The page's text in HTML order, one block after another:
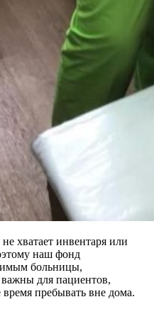
хватает инвентаря или
наш фонд
больницы,
для пациентов,
пребывать вне дома.